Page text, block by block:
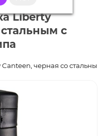
Liberty
с
черная со стальным